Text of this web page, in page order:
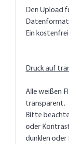
Den Upload
Datenformat
Ein
Druck auf
Alle weißen
transparent.
Bitte
oder
dunklen